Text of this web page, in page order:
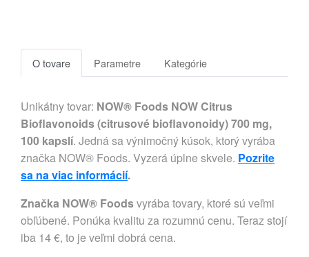
O tovare Parametre Kategórie
Unikátny tovar: NOW® Foods NOW Citrus
Bioflavonoids (citrusové bioflavonoidy) 700 mg,
100 kapslí. Jedná sa výnimočný kúsok, ktorý vyrába
značka NOW® Foods. Vyzerá úplne skvele. Pozrite
sa na viac informácií.
Značka NOW® Foodsvyrába tovary, ktoré sú veľmi
obľúbené. Ponúka kvalitu za rozumnú cenu. Teraz stojí
iba 14 €, to je veľmi dobrá cena.